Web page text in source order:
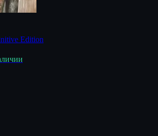
Edition